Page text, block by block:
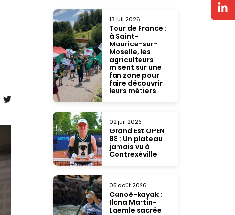
13 juil 2026
Tour de France :
à Saint-
Maurice-sur-
Moselle, les
agriculteurs
misent sur une
fan zone pour
faire découvrir
leurs métiers
02 juil 2026
Grand Est OPEN
88 : Un plateau
jamais vu à
Contrexéville
05 août 2026
Canoë-kayak :
Ilona Martin-
Laemle sacrée